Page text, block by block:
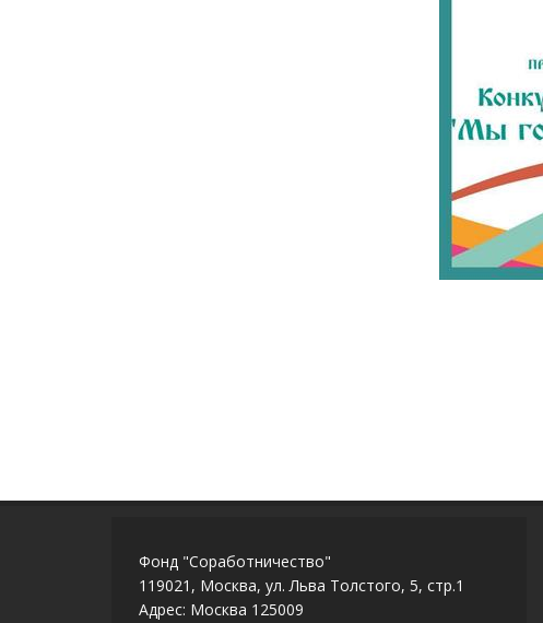
Фонд "Соработничество"
119021, Москва, ул. Льва Толстого, 5, стр.1
Адрес: Москва 125009